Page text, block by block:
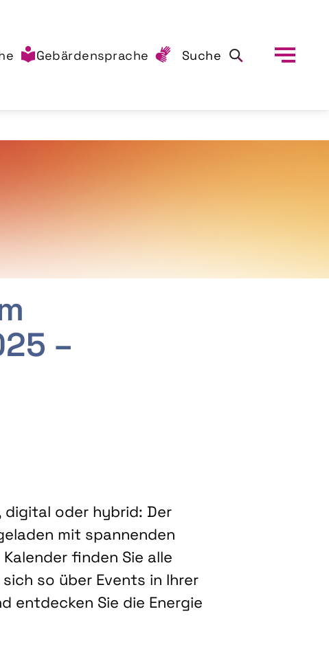
Gebärdensprache Suche
–
digital oder hybrid: Der
mit spannenden
finden Sie alle
so über Events in Ihrer
entdecken Sie die Energie